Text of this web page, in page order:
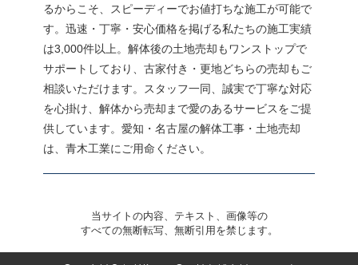
るからこそ、スピーディーでお値打ちな施工が可能で
す。迅速・丁寧・安心価格を掲げる私たちの施工実績
は3,000件以上。解体後の土地売却もワンストップで
サポートしており、古家付き・更地どちらの売却もご
相談いただけます。スタッフ一同、誠実で丁寧な対応
を心掛け、解体から売却まで愛のあるサービスをご提
供しています。愛知・名古屋の解体工事・土地売却
は、青木工業にご用命ください。
当サイトの内容、テキスト、画像等の
すべての無断転写、無断引用を禁じます。